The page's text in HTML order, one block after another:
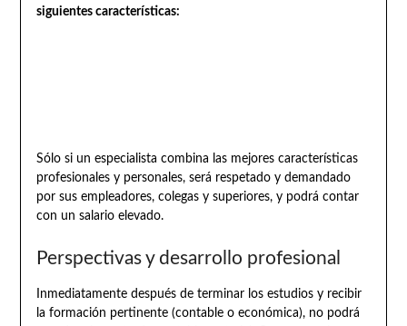
siguientes características:
Sólo si un especialista combina las mejores características
profesionales y personales, será respetado y demandado
por sus empleadores, colegas y superiores, y podrá contar
con un salario elevado.
Perspectivas y desarrollo profesional
Inmediatamente después de terminar los estudios y recibir
la formación pertinente (contable o económica), no podrá